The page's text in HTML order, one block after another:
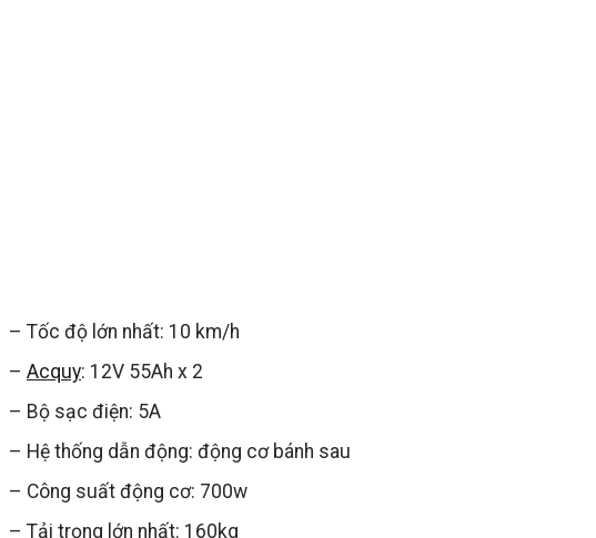
– Tốc độ lớn nhất: 10 km/h
– Acquy: 12V 55Ah x 2
– Bộ sạc điện: 5A
– Hệ thống dẫn động: động cơ bánh sau
– Công suất động cơ: 700w
– Tải trọng lớn nhất: 160kg